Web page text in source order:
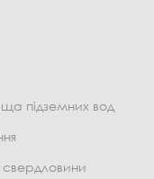
підземних вод
свердловини